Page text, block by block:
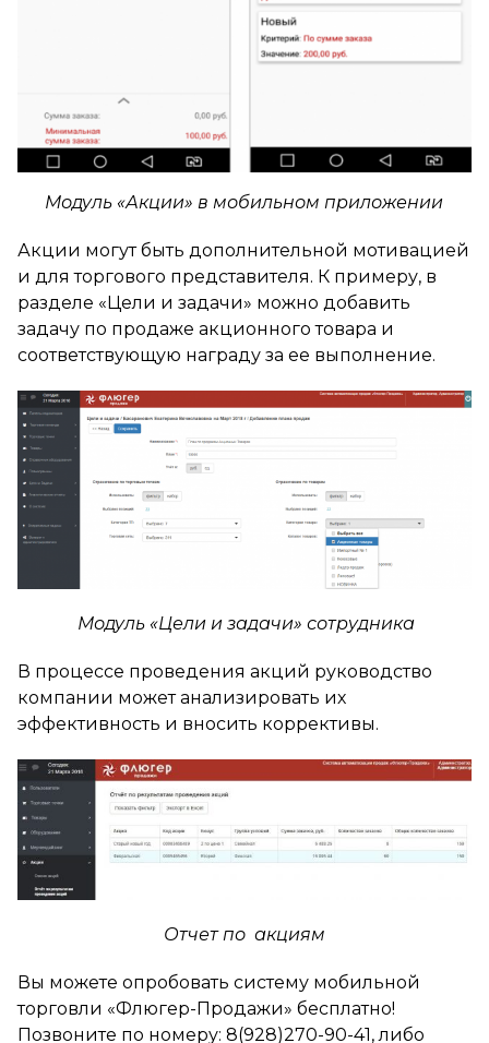
Модуль «Акции» в мобильном приложении
Акции могут быть дополнительной мотивацией
и для торгового представителя. К примеру, в
разделе «Цели и задачи» можно добавить
задачу по продаже акционного товара и
соответствующую награду за ее выполнение.
Модуль «Цели и задачи» сотрудника
В процессе проведения акций руководство
компании может анализировать их
эффективность и вносить коррективы.
Отчет по акциям
Вы можете опробовать систему мобильной
торговли «Флюгер-Продажи» бесплатно!
Позвоните по номеру: 8(928)270-90-41, либо